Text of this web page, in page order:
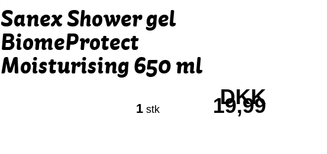
Sanex Shower gel
BiomeProtect
Moisturising 650 ml
1 stk
DKK
19,99